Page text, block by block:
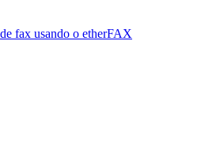
fax usando o etherFAX